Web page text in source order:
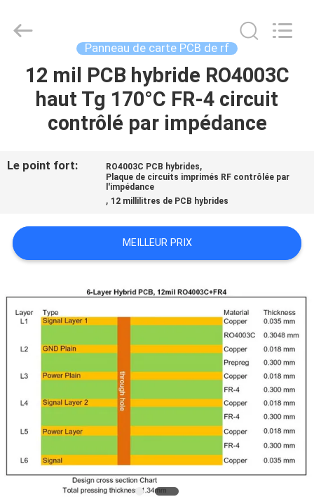
MAISON
PRODUITS
DE
NOUS
VISITE
DE
L'USINE
CONTRÔLE
Electronics
Technology
Reserved.
Panneau de carte PCB de rf
12 mil PCB hybride RO4003C
haut Tg 170°C FR-4 circuit
contrôlé par impédance
Le point fort: RO4003C PCB hybrides,
Plaque de circuits imprimés RF contrôlée par
l'impédance
, 12 millilitres de PCB hybrides
MEILLEUR PRIX